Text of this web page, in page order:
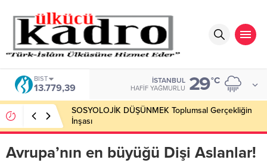
BIST
13.779,39
İSTANBUL
HAFIF YAĞMURLU 29°C
SOSYOLOJİK DÜŞÜNMEK Toplumsal Gerçekliğin
İnşası
Avrupa’nın en büyüğü Dişi Aslanlar!